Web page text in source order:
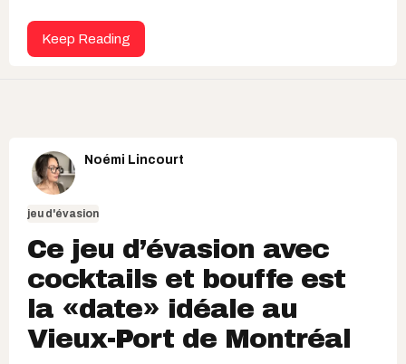
Keep Reading
Noémi Lincourt
jeu d'évasion
Ce jeu d’évasion avec
cocktails et bouffe est
la «date» idéale au
Vieux-Port de Montréal